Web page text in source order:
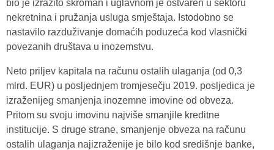
bio je izrazito skroman i uglavnom je ostvaren u sektoru
nekretnina i pružanja usluga smještaja. Istodobno se
nastavilo razduživanje domaćih poduzeća kod vlasnički
povezanih društava u inozemstvu.
Neto priljev kapitala na računu ostalih ulaganja (od 0,3
mlrd. EUR) u posljednjem tromjesečju 2019. posljedica je
izraženijeg smanjenja inozemne imovine od obveza.
Pritom su svoju imovinu najviše smanjile kreditne
institucije. S druge strane, smanjenje obveza na računu
ostalih ulaganja najizraženije je bilo kod središnje banke,